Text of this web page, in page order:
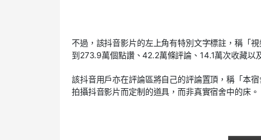
不過，該抖音影片的左上角有特別文字標註，稱「
到273.9萬個點讚、42.2萬條評論、14.1萬次收藏以
該抖音用戶亦在評論區將自己的評論置頂，稱「本
拍攝抖音影片而定制的道具，而非真實宿舍中的床。